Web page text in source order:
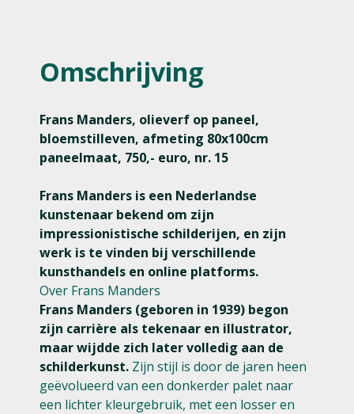
Omschrijving
Frans Manders, olieverf op paneel,
bloemstilleven, afmeting 80x100cm
paneelmaat, 750,- euro, nr. 15
Frans Manders is een Nederlandse
kunstenaar bekend om zijn
impressionistische schilderijen, en zijn
werk is te vinden bij verschillende
kunsthandels en online platforms.
Over Frans Manders
Frans Manders (geboren in 1939) begon
zijn carrière als tekenaar en illustrator,
maar wijdde zich later volledig aan de
schilderkunst. Zijn stijl is door de jaren heen
geëvolueerd van een donkerder palet naar
een lichter kleurgebruik, met een losser en